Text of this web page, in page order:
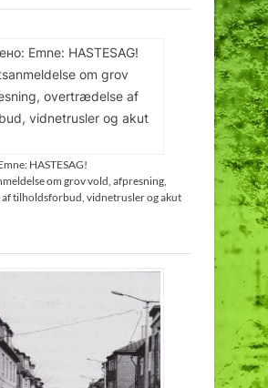
HASTESAG!
om grov vold, afpresning,
tilholdsforbud, vidnetrusler og akut